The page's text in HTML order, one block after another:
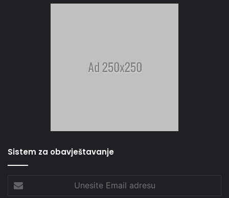
Sistem za obavještavanje
Email